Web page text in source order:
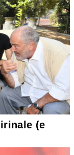
(e